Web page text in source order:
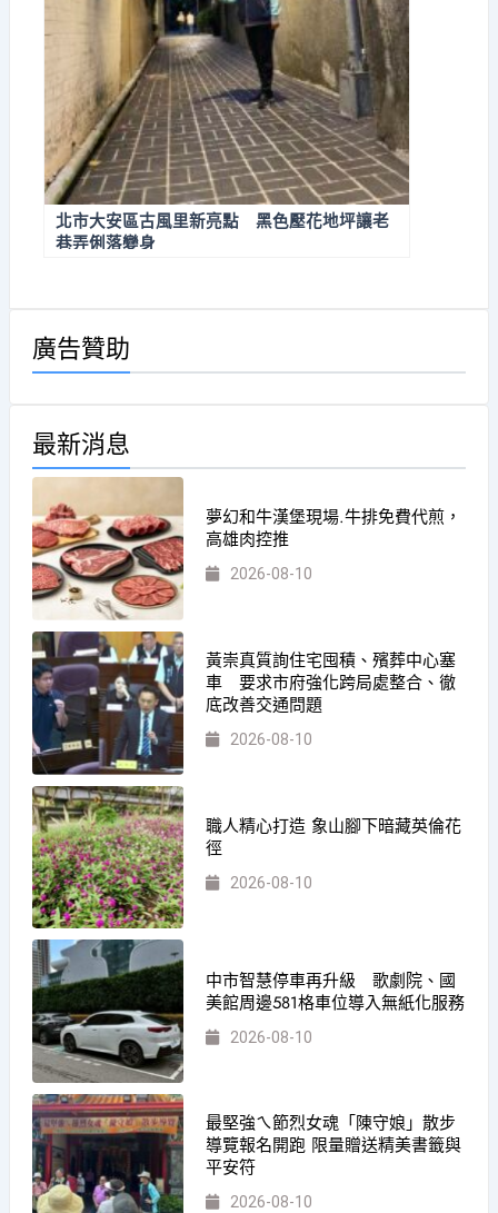
北市大安區古風里新亮點 黑色壓花地坪讓老
巷弄俐落變身
廣告贊助
最新消息
夢幻和牛漢堡現場.牛排免費代煎，
高雄肉控推
2026-08-10
黃崇真質詢住宅囤積、殯葬中心塞
車 要求市府強化跨局處整合、徹
底改善交通問題
2026-08-10
職人精心打造 象山腳下暗藏英倫花
徑
2026-08-10
中市智慧停車再升級 歌劇院、國
美館周邊581格車位導入無紙化服務
2026-08-10
最堅強ㄟ節烈女魂「陳守娘」散步
導覽報名開跑 限量贈送精美書籤與
平安符
2026-08-10